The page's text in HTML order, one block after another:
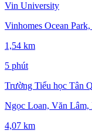
Vin University
Vinhomes Ocean
1,54 km
5 phút
Trường Tiểu học Tân
Ngọc Loan, Văn
4,07 km